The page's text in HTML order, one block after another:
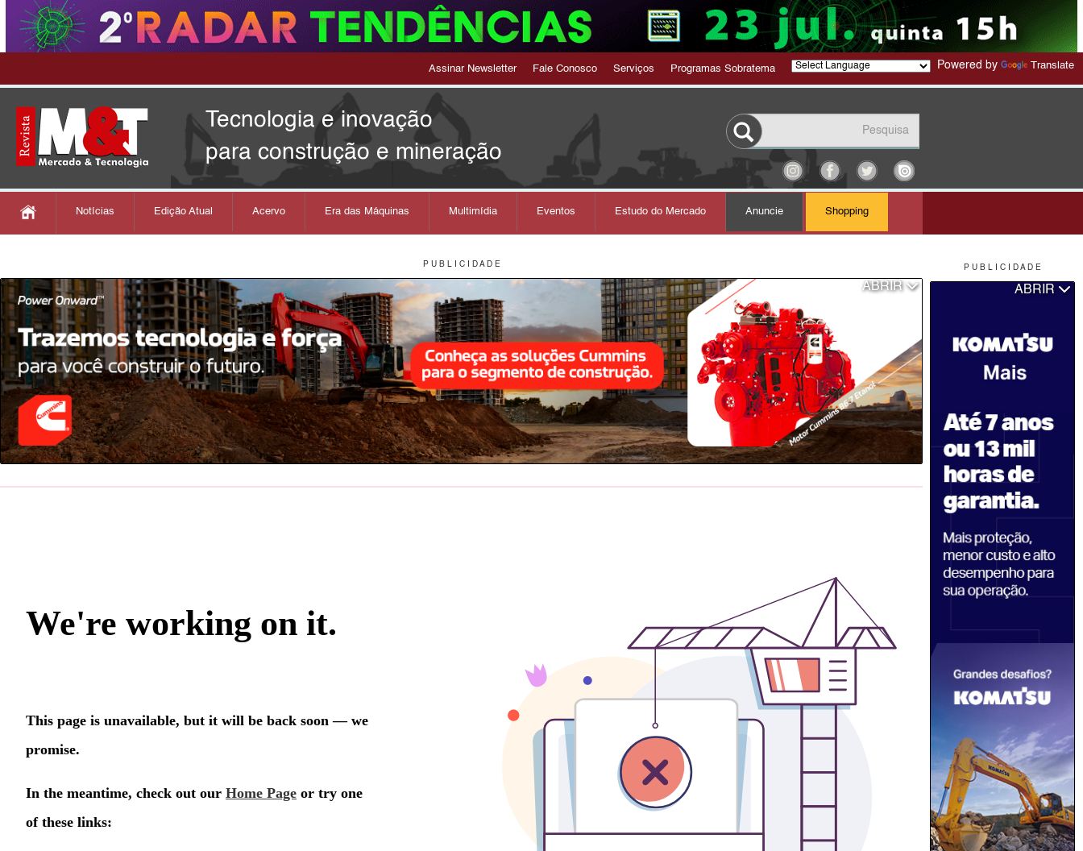
P U B L I C I D A D E
ABRIR
Assinar Newsletter Fale Conosco Serviços Programas Sobratema Powered by Translate
Tecnologia e inovação
para construção e mineração
Notícias Edição Atual Acervo Era das Máquinas Multimídia Eventos Estudo do Mercado Anuncie Shopping
P U B L I C I D A D E
ABRIR